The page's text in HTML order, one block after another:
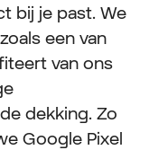
bij je past. We
een van
van ons
dekking. Zo
Google Pixel